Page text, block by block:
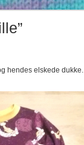
hendes elskede dukke.